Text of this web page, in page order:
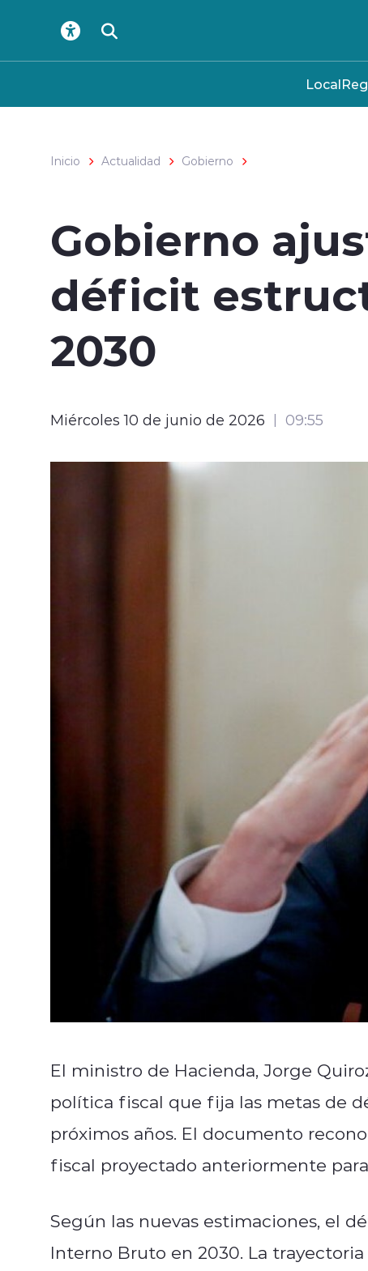
Local
Inicio Actualidad Gobierno
Gobierno
déficit
2030
Miércoles 10 de junio de 2026 09:55
El ministro de Hacienda, Jorge
política fiscal que fija las metas de
próximos años. El documento
fiscal proyectado anteriormente
Según las nuevas estimaciones, el
Interno Bruto en 2030. La